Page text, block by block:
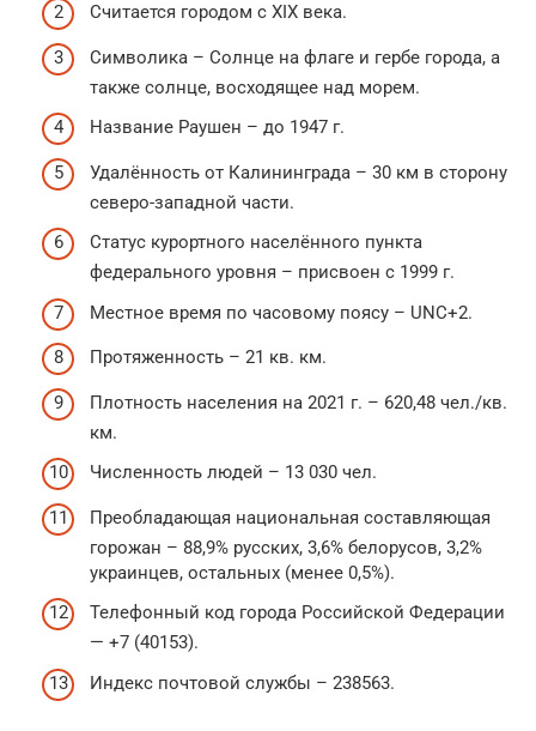
Считается городом с XIX века.
Символика – Солнце на флаге и гербе города, а
также солнце, восходящее над морем.
Название Раушен – до 1947 г.
Удалённость от Калининграда – 30 км в сторону
северо-западной части.
Статус курортного населённого пункта
федерального уровня – присвоен с 1999 г.
Местное время по часовому поясу – UNC+2.
Протяженность – 21 кв. км.
Плотность населения на 2021 г. – 620,48 чел./кв.
км.
Численность людей – 13 030 чел.
Преобладающая национальная составляющая
горожан – 88,9% русских, 3,6% белорусов, 3,2%
украинцев, остальных (менее 0,5%).
Телефонный код города Российской Федерации
— +7 (40153).
Индекс почтовой службы – 238563.